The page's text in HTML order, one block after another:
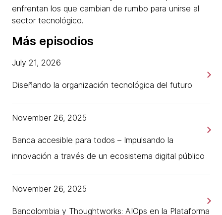
enfrentan los que cambian de rumbo para unirse al
sector tecnológico.
Más episodios
Diseñando la organización tecnológica del futuro
July 21, 2026
Banca accesible para todos – Impulsando la
innovación a través de un ecosistema digital público
November 26, 2025
Bancolombia y Thoughtworks: AIOps en la Plataforma
November 26, 2025